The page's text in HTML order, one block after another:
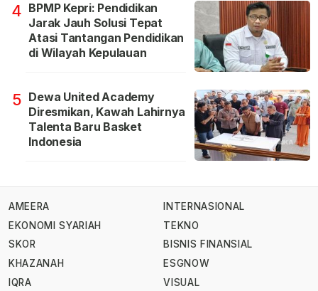
4 BPMP Kepri: Pendidikan
Jarak Jauh Solusi Tepat
Atasi Tantangan Pendidikan
di Wilayah Kepulauan
5 Dewa United Academy
Diresmikan, Kawah Lahirnya
Talenta Baru Basket
Indonesia
AMEERA
EKONOMI SYARIAH
SKOR
KHAZANAH
IQRA
INTERNASIONAL
TEKNO
BISNIS FINANSIAL
ESGNOW
VISUAL